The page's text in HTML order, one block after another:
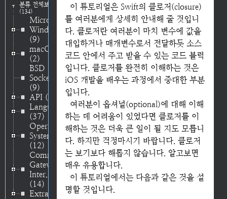
분류 전체보기
(134)
Microsoft
Windows
(9)
macOS
(2)
BSD
Socket
(9)
API (48)
Language
(37)
Operating
System
(12)
Common
Gateway
Inter..
(14)
Extras
이 튜토리얼은 Swift의 클로저(closure)
를 여러분에게 상세히 안내해 줄 것입니
다. 클로저란 여러분이 마치 변수에 값을
대입하거나 매개변수로서 전달하듯 소스
코드 안에서 주고 받을 수 있는 코드 블럭
입니다. 클로저를 완전히 이해하는 것은
iOS 개발을 배우는 과정에서 중대한 부분
입니다.
여러분이 옵셔널(optional)에 대해 이해
하는 데 어려움이 있었다면 클로저를 이
해하는 것은 더욱 큰 일이 될 지도 모릅니
다. 하지만 걱정마시기 바랍니다. 클로저
는 보기보다 해롭지 않습니다. 알고보면
매우 유용합니다.
이 튜토리얼에서는 다음과 같은 것을 설
명할 것입니다.